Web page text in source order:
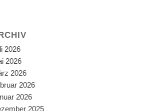
2026
2026
2026
2026
2026
2025